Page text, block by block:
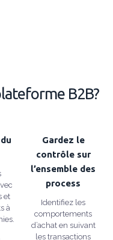
B2B?
et
à
Gardez le
contrôle sur
l’ensemble des
process
Identifiez les
comportements
d’achat en suivant
les transactions